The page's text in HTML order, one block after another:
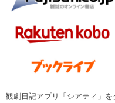
観劇日記アプリ「シアティ」